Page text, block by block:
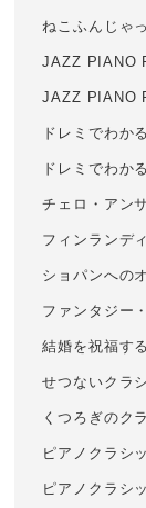
ねこふんじゃ
JAZZ PIANO
JAZZ PIANO
ドレミでわか
ドレミでわか
チェロ・アン
フィンランデ
ショパンへの
ファンタジー
結婚を祝福す
せつないクラ
くつろぎのク
ピアノクラシ
ピアノクラシ